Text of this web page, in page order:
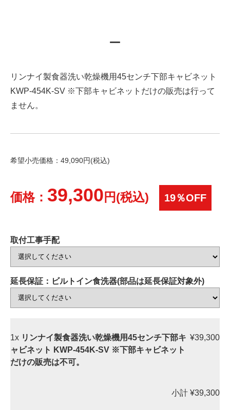
リンナイ製食器洗い乾燥機用45センチ下部キャビネット
KWP-454K-SV ※下部キャビネットだけの販売は行って
ません。
希望小売価格：49,090円(税込)
価格： 39,300 円(税込) 19％OFF
取付工事手配
延長保証：ビルトイン食洗器(部品は延長保証対象外)
1x リンナイ製食器洗い乾燥機用45センチ下部キ
ャビネット KWP-454K-SV ※下部キャビネット
だけの販売は不可。
¥39,300
小計 ¥39,300